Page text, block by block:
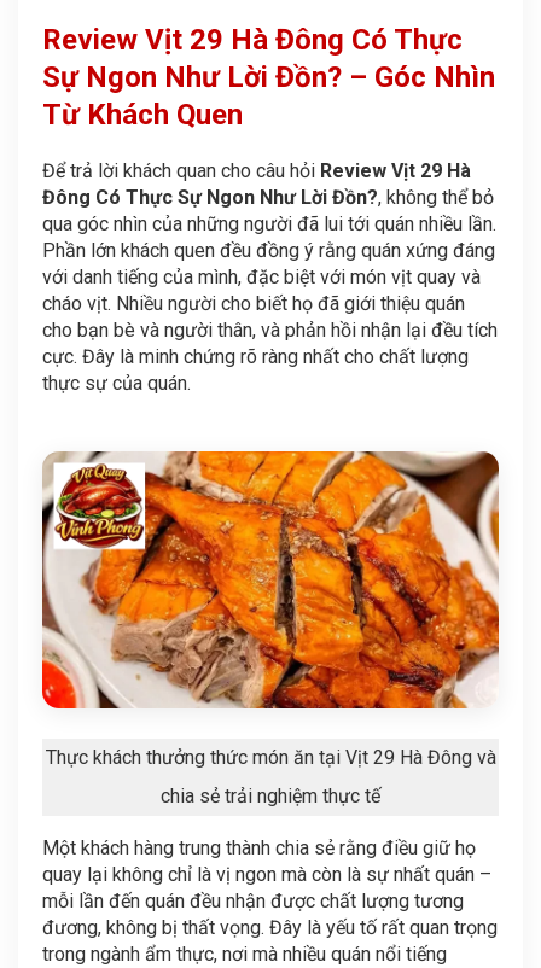
Review Vịt 29 Hà Đông Có Thực
Sự Ngon Như Lời Đồn? – Góc Nhìn
Từ Khách Quen
Để trả lời khách quan cho câu hỏi Review Vịt 29 Hà
Đông Có Thực Sự Ngon Như Lời Đồn?, không thể bỏ
qua góc nhìn của những người đã lui tới quán nhiều lần.
Phần lớn khách quen đều đồng ý rằng quán xứng đáng
với danh tiếng của mình, đặc biệt với món vịt quay và
cháo vịt. Nhiều người cho biết họ đã giới thiệu quán
cho bạn bè và người thân, và phản hồi nhận lại đều tích
cực. Đây là minh chứng rõ ràng nhất cho chất lượng
thực sự của quán.
Thực khách thưởng thức món ăn tại Vịt 29 Hà Đông và
chia sẻ trải nghiệm thực tế
Một khách hàng trung thành chia sẻ rằng điều giữ họ
quay lại không chỉ là vị ngon mà còn là sự nhất quán –
mỗi lần đến quán đều nhận được chất lượng tương
đương, không bị thất vọng. Đây là yếu tố rất quan trọng
trong ngành ẩm thực, nơi mà nhiều quán nổi tiếng